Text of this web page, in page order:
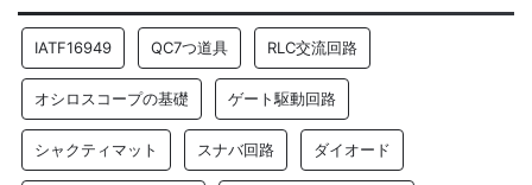
IATF16949 QC7つ道具 RLC交流回路
オシロスコープの基礎 ゲート駆動回路
シャクティマット スナバ回路 ダイオード